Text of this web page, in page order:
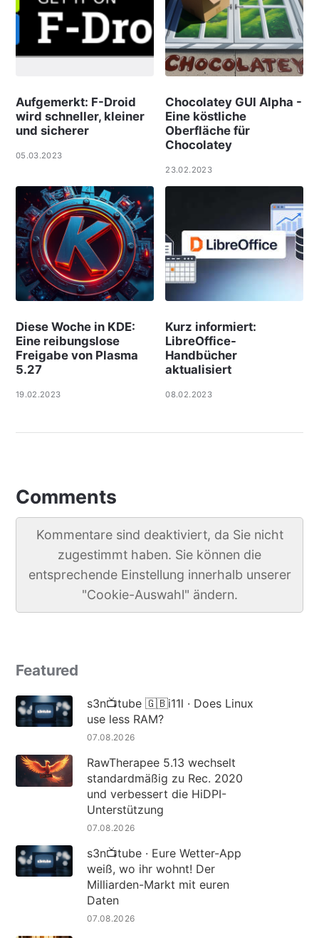
Aufgemerkt: F-Droid
wird schneller, kleiner
und sicherer
05.03.2023
Chocolatey GUI Alpha -
Eine köstliche
Oberfläche für
Chocolatey
23.02.2023
Diese Woche in KDE:
Eine reibungslose
Freigabe von Plasma
5.27
19.02.2023
Kurz informiert:
LibreOffice-
Handbücher
aktualisiert
08.02.2023
Comments
Kommentare sind deaktiviert, da Sie nicht
zugestimmt haben. Sie können die
entsprechende Einstellung innerhalb unserer
"Cookie-Auswahl" ändern.
Featured
s3n📺tube 🇬🇧i11l · Does Linux
use less RAM?
07.08.2026
RawTherapee 5.13 wechselt
standardmäßig zu Rec. 2020
und verbessert die HiDPI-
Unterstützung
07.08.2026
s3n📺tube · Eure Wetter-App
weiß, wo ihr wohnt! Der
Milliarden-Markt mit euren
Daten
07.08.2026